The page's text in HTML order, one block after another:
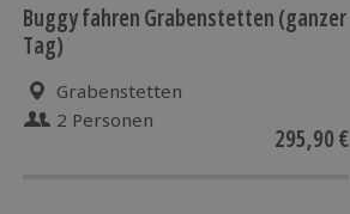
Buggy fahren Grabenstetten (ganzer
Tag)
Grabenstetten
2 Personen
295,90 €